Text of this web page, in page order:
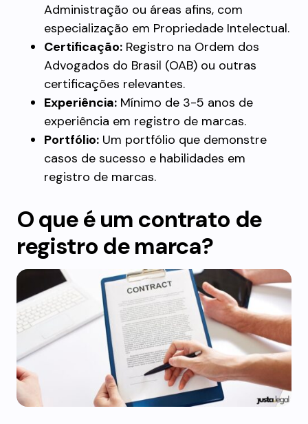
Administração ou áreas afins, com
especialização em Propriedade Intelectual.
Certificação: Registro na Ordem dos
Advogados do Brasil (OAB) ou outras
certificações relevantes.
Experiência: Mínimo de 3-5 anos de
experiência em registro de marcas.
Portfólio: Um portfólio que demonstre
casos de sucesso e habilidades em
registro de marcas.
O que é um contrato de
registro de marca?